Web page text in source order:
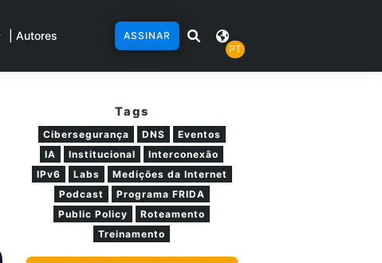
| Autores
ASSINAR
PT
Tags
Cibersegurança DNS
Eventos
IA
Institucional
Interconexão
IPv6
Labs
Medições da Internet
Podcast
Programa FRIDA
Public Policy
Roteamento
Treinamento